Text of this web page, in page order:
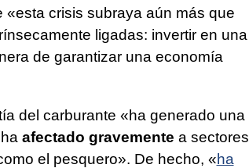
crisis subraya aún más que
ligadas: invertir en una
de garantizar una economía
del carburante «ha generado una
afectado gravemente a sectores
el pesquero». De hecho, «ha